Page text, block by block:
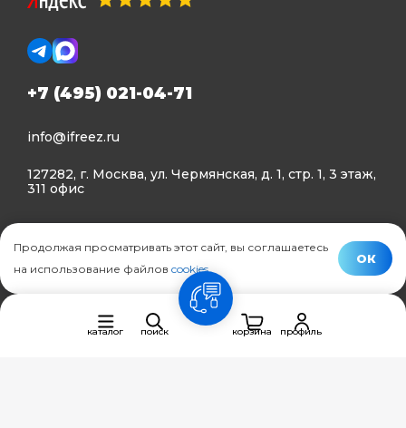
+7 (495) 021-04-71
info@ifreez.ru
127282, г. Москва, ул. Чермянская, д. 1, стр. 1, 3 этаж,
311 офис
Политика конфиденциальности
© Ifreez - продажа и установка климатической техники,
каталог поиск
связь
корзина
профиль
Продолжая просматривать этот сайт, вы соглашаетесь
на использование файлов cookies.
ОК